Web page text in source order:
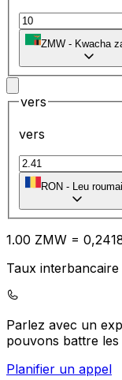
ZMW - Kwacha
vers
vers
RON - Leu
1.00 ZMW = 0,
Taux
Parlez avec un
pouvons battre
Planifier un appel